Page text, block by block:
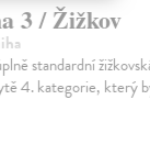
3 / Žižkov
standardní
4. kategorie, který